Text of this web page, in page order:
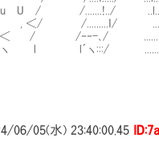
/ /.......!../
/ /.........ｌ/
/ /‐‐-､/
｀ヽ l l´ヽ:::/
06/05(水) 23:40:00.45